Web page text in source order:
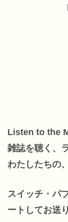
Listen to the
雑誌を聴く、
わたしたちの
スイッチ・パ
ートしてお送